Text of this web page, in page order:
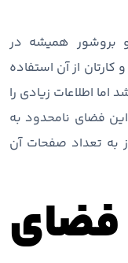
بروشور همیشه در
از آن استفاده
اطلاعات زیادی را
فضای نامحدود به
به تعداد صفحات آن